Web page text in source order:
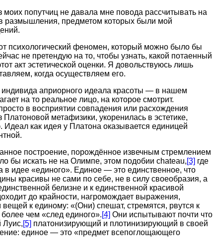
моих попутчиц не давала мне повода рассчитывать на
размышления, предметом которых были мой
психологический феномен, который можно было бы
не претендую на то, чтобы узнать, какой потаенный
акт эстетической оценки. Я довольствуюсь лишь
когда осуществляем его.
индивида априорного идеала красоты — в нашем
на то реальное лицо, на которое смотрит.
в восприятии совпадения или расхождения
метафизики, укоренилась в эстетике,
как идея у Платона оказывается единицей
построение, порождённое извечным стремлением
бы искать не на Олимпе, этом подобии chateau,[3] где
идее «единого». Единое — это единственное, что
красивы не сами по себе, не в силу своеобразия, а
белизне и к единственной красивой
до крайности, нагромождает выражения,
к единому: «(Они) спешат, стремятся, рвутся к
чем «след единого».[4] Они испытывают почти что
Луис,[5] платонизирующий и плотинизирующий в своей
единое — это «предмет всепоглощающего